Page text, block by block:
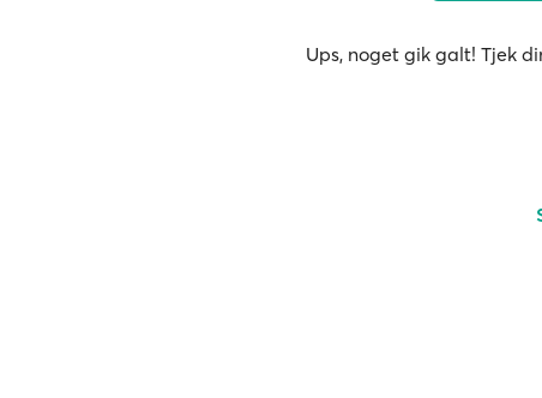
Ups, noget gik galt! Tjek